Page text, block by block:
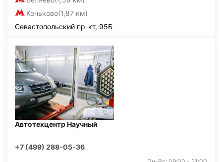
Коньково(1,87 км)
Севастопольский пр-кт, 95Б
Автотехцентр Научный
+7 (499) 288-05-36